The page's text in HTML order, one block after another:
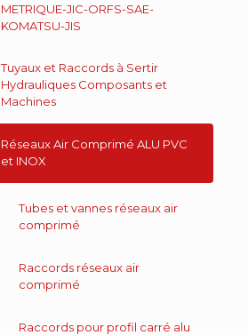
METRIQUE-JIC-ORFS-SAE-
KOMATSU-JIS
Tuyaux et Raccords à Sertir
Hydrauliques Composants et
Machines
Réseaux Air Comprimé ALU PVC
et INOX
Tubes et vannes réseaux air
comprimé
Raccords réseaux air
comprimé
Raccords pour profil carré alu